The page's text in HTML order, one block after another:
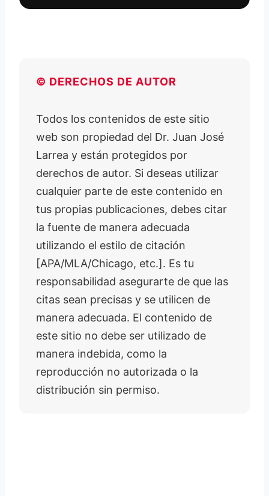
© DERECHOS DE AUTOR
Todos los contenidos de este sitio
web son propiedad del Dr. Juan José
Larrea y están protegidos por
derechos de autor. Si deseas utilizar
cualquier parte de este contenido en
tus propias publicaciones, debes citar
la fuente de manera adecuada
utilizando el estilo de citación
[APA/MLA/Chicago, etc.]. Es tu
responsabilidad asegurarte de que las
citas sean precisas y se utilicen de
manera adecuada. El contenido de
este sitio no debe ser utilizado de
manera indebida, como la
reproducción no autorizada o la
distribución sin permiso.